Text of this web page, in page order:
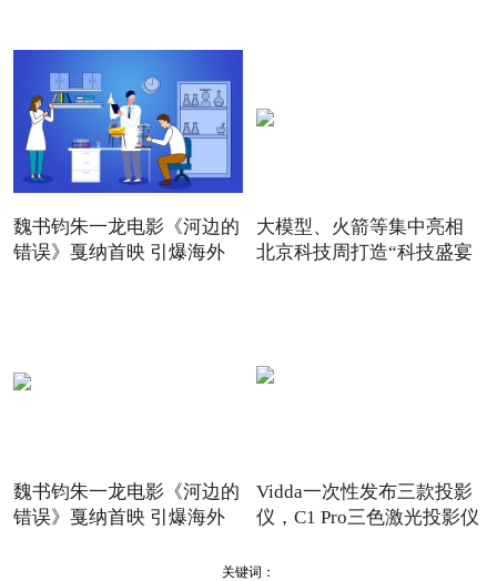
魏书钧朱一龙电影《河边的
错误》戛纳首映 引爆海外
大模型、火箭等集中亮相
北京科技周打造“科技盛宴
魏书钧朱一龙电影《河边的
错误》戛纳首映 引爆海外
Vidda一次性发布三款投影
仪，C1 Pro三色激光投影仪
关键词：